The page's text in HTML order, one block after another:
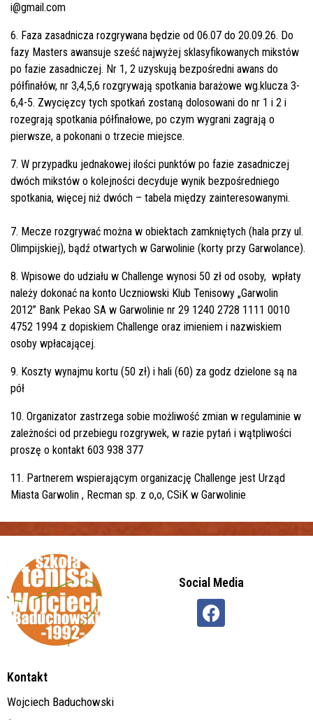
i@gmail.com
6. Faza zasadnicza rozgrywana będzie od 06.07 do 20.09.26. Do
fazy Masters awansuje sześć najwyżej sklasyfikowanych mikstów
po fazie zasadniczej. Nr 1, 2 uzyskują bezpośredni awans do
półfinałów, nr 3,4,5,6 rozgrywają spotkania barażowe wg.klucza 3-
6,4-5. Zwycięzcy tych spotkań zostaną dolosowani do nr 1 i 2 i
rozegrają spotkania półfinałowe, po czym wygrani zagrają o
pierwsze, a pokonani o trzecie miejsce.
7. W przypadku jednakowej ilości punktów po fazie zasadniczej
dwóch mikstów o kolejności decyduje wynik bezpośredniego
spotkania, więcej niż dwóch – tabela między zainteresowanymi.
7. Mecze rozgrywać można w obiektach zamkniętych (hala przy ul.
Olimpijskiej), bądź otwartych w Garwolinie (korty przy Garwolance).
8. Wpisowe do udziału w Challenge wynosi 50 zł od osoby, wpłaty
należy dokonać na konto Uczniowski Klub Tenisowy „Garwolin
2012” Bank Pekao SA w Garwolinie nr 29 1240 2728 1111 0010
4752 1994 z dopiskiem Challenge oraz imieniem i nazwiskiem
osoby wpłacającej.
9. Koszty wynajmu kortu (50 zł) i hali (60) za godz dzielone są na
pół
10. Organizator zastrzega sobie możliwość zmian w regulaminie w
zależności od przebiegu rozgrywek, w razie pytań i wątpliwości
proszę o kontakt 603 938 377
11. Partnerem wspierającym organizację Challenge jest Urząd
Miasta Garwolin , Recman sp. z o,o, CSiK w Garwolinie
Social Media
Kontakt
Wojciech Baduchowski